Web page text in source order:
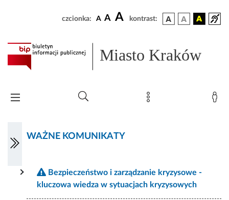
czcionka: A A A kontrast:
Miasto Kraków
WAŻNE KOMUNIKATY
Bezpieczeństwo i zarządzanie kryzysowe -
kluczowa wiedza w sytuacjach kryzysowych